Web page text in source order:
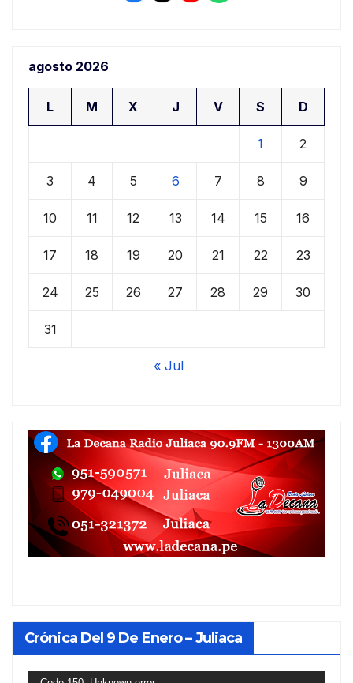
agosto 2026
L M X J V S D
1 2
3 4 5 6 7 8 9
10 11 12 13 14 15 16
17 18 19 20 21 22 23
24 25 26 27 28 29 30
31
« Jul
Crónica Del 9 De Enero – Juliaca